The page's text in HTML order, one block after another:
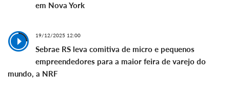
em Nova York
19/12/2025 12:00
Sebrae RS leva comitiva de micro e pequenos
empreendedores para a maior feira de varejo do
mundo, a NRF